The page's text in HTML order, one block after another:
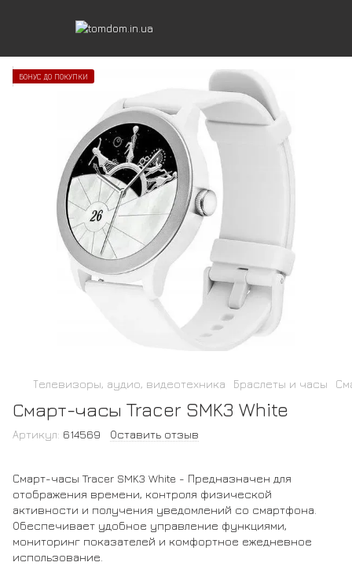
БОНУС ДО ПОКУПКИ
Телевизоры, аудио, видеотехника Браслеты и часы
Смарт-часы Tracer SMK3 White
Артикул: 614569 Оставить отзыв
Смарт-часы Tracer SMK3 White - Предназначен для
отображения времени, контроля физической
активности и получения уведомлений со смартфона.
Обеспечивает удобное управление функциями,
мониторинг показателей и комфортное ежедневное
использование.